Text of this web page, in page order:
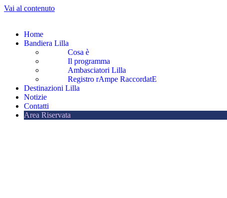
Vai al contenuto
Home
Bandiera Lilla
Cosa è
Il programma
Ambasciatori Lilla
Registro rAmpe RaccordatE
Destinazioni Lilla
Notizie
Contatti
Area Riservata